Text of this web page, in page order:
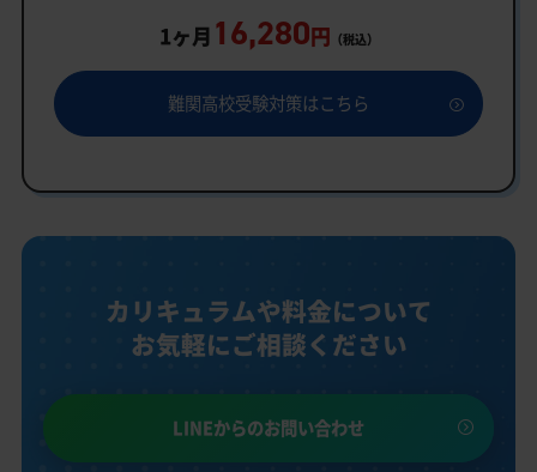
1ヶ月 16,280円 （税込）
難関高校受験対策はこちら
カリキュラムや料金について
お気軽にご相談ください
LINEからのお問い合わせ